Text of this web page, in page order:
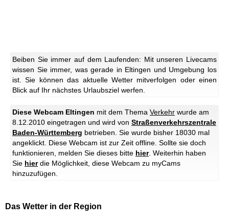
Beiben Sie immer auf dem Laufenden: Mit unseren Livecams
wissen Sie immer, was gerade in Eltingen und Umgebung los
ist. Sie können das aktuelle Wetter mitverfolgen oder einen
Blick auf Ihr nächstes Urlaubsziel werfen.
Diese Webcam Eltingen mit dem Thema Verkehr wurde am
8.12.2010 eingetragen und wird von Straßenverkehrszentrale
Baden-Württemberg betrieben. Sie wurde bisher 18030 mal
angeklickt. Diese Webcam ist zur Zeit offline. Sollte sie doch
funktionieren, melden Sie dieses bitte hier. Weiterhin haben
Sie hierdie Möglichkeit, diese Webcam zu myCams
hinzuzufügen.
Das Wetter in der Region